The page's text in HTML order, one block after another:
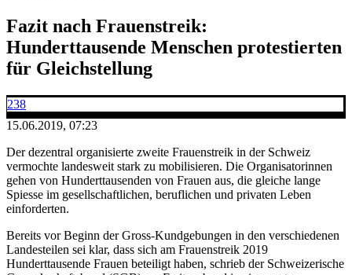
Fazit nach Frauenstreik:
Hunderttausende Menschen protestierten
für Gleichstellung
238
15.06.2019, 07:23
Der dezentral organisierte zweite Frauenstreik in der Schweiz
vermochte landesweit stark zu mobilisieren. Die Organisatorinnen
gehen von Hunderttausenden von Frauen aus, die gleiche lange
Spiesse im gesellschaftlichen, beruflichen und privaten Leben
einforderten.
Bereits vor Beginn der Gross-Kundgebungen in den verschiedenen
Landesteilen sei klar, dass sich am Frauenstreik 2019
Hunderttausende Frauen beteiligt haben, schrieb der Schweizerische